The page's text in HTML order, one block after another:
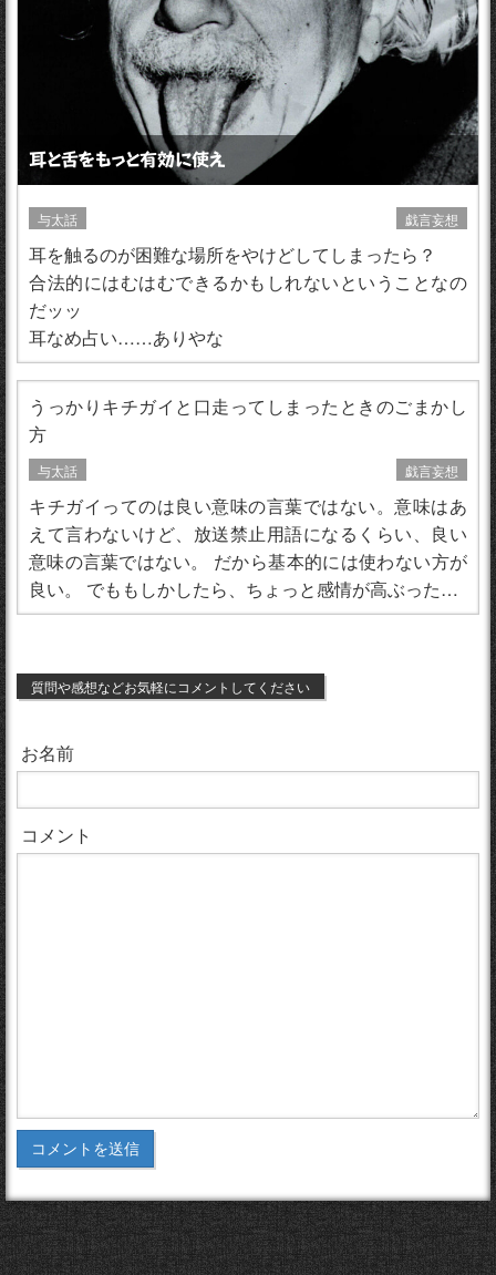
耳と舌をもっと有効に使え
与太話 戯言妄想
耳を触るのが困難な場所をやけどしてしまったら？
合法的にはむはむできるかもしれないということなの
だッッ
耳なめ占い……ありやな
うっかりキチガイと口走ってしまったときのごまかし
方
与太話 戯言妄想
キチガイってのは良い意味の言葉ではない。意味はあ
えて言わないけど、放送禁止用語になるくらい、良い
意味の言葉ではない。 だから基本的には使わない方が
良い。 でももしかしたら、ちょっと感情が高ぶった…
質問や感想などお気軽にコメントしてください
お名前
コメント
コメントを送信